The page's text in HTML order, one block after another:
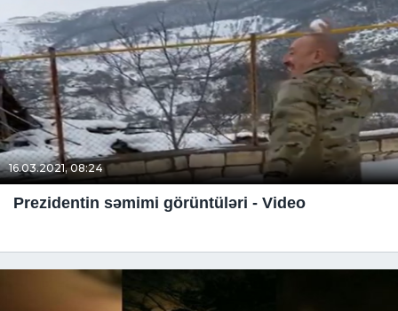
16.03.2021, 08:24
Prezidentin səmimi görüntüləri - Video